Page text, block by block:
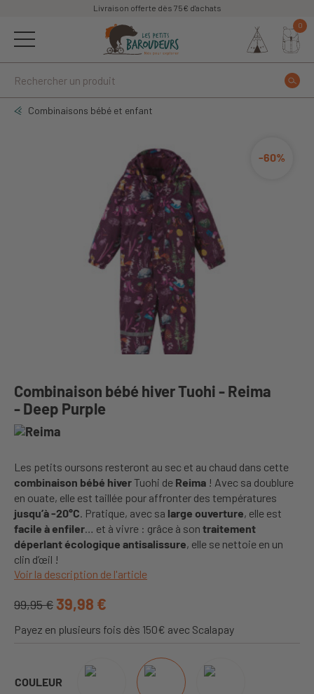
Livraison offerte dès 75€ d'achats
0
Combinaisons bébé et enfant
-60%
Combinaison bébé hiver Tuohi - Reima
- Deep Purple
Les petits oursons resteront au sec et au chaud dans cette
combinaison bébé hiverTuohi de Reima ! Avec sa doublure
en ouate, elle est taillée pour affronter des températures
jusqu’à -20°C. Pratique, avec sa large ouverture, elle est
facile à enfiler… et à vivre : grâce à son traitement
déperlant écologique antisalissure, elle se nettoie en un
clin d’œil !
Voir la description de l'article
99,95 € 39,98 €
Payez en plusieurs fois dès 150€ avec Scalapay
COULEUR